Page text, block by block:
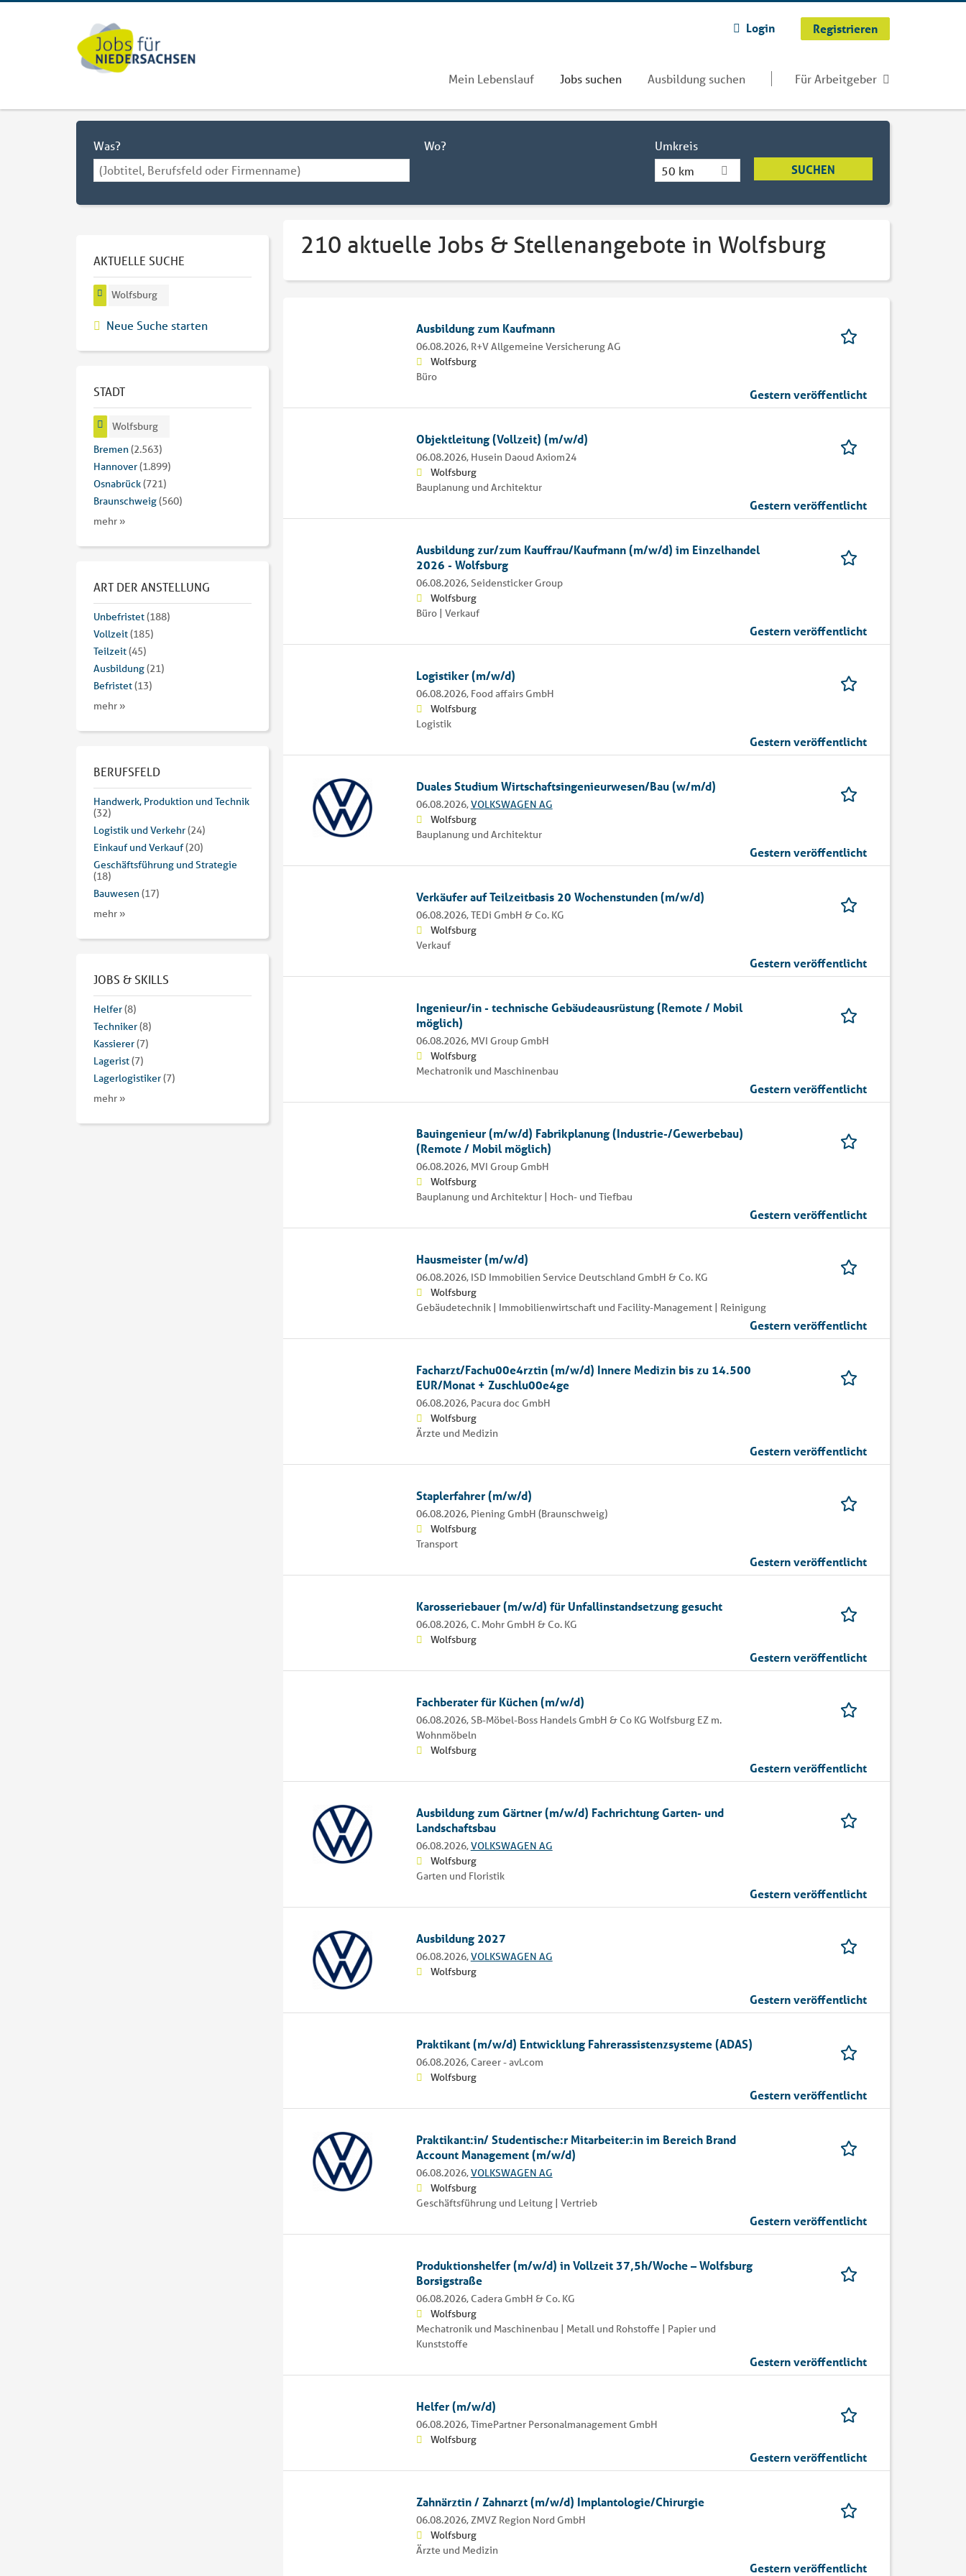
Login Registrieren
Mein Lebenslauf Jobs suchen Ausbildung suchen Für Arbeitgeber
Was? Wo?
Umkreis
50 km
210 aktuelle Jobs & Stellenangebote in Wolfsburg
Ausbildung zum Kaufmann
06.08.2026, R+V Allgemeine Versicherung AG
Wolfsburg
Büro
Gestern veröffentlicht
Objektleitung (Vollzeit) (m/w/d)
06.08.2026, Husein Daoud Axiom24
Wolfsburg
Bauplanung und Architektur
Gestern veröffentlicht
Ausbildung zur/zum Kauffrau/Kaufmann (m/w/d) im Einzelhandel
2026 - Wolfsburg
06.08.2026, Seidensticker Group
Wolfsburg
Büro | Verkauf
Gestern veröffentlicht
Logistiker (m/w/d)
06.08.2026, Food affairs GmbH
Wolfsburg
Logistik
Gestern veröffentlicht
Duales Studium Wirtschaftsingenieurwesen/Bau (w/m/d)
06.08.2026,VOLKSWAGEN AG
Wolfsburg
Bauplanung und Architektur
Gestern veröffentlicht
Verkäufer auf Teilzeitbasis 20 Wochenstunden (m/w/d)
06.08.2026,TEDi GmbH & Co. KG
Wolfsburg
Verkauf
Gestern veröffentlicht
Ingenieur/in - technische Gebäudeausrüstung (Remote / Mobil
möglich)
06.08.2026, MVI Group GmbH
Wolfsburg
Mechatronik und Maschinenbau
Gestern veröffentlicht
Bauingenieur (m/w/d) Fabrikplanung (Industrie-/Gewerbebau)
(Remote / Mobil möglich)
06.08.2026, MVI Group GmbH
Wolfsburg
Bauplanung und Architektur | Hoch- und Tiefbau
Gestern veröffentlicht
Hausmeister (m/w/d)
06.08.2026, ISD Immobilien Service Deutschland GmbH & Co. KG
Wolfsburg
Gebäudetechnik | Immobilienwirtschaft und Facility-Management | Reinigung
Gestern veröffentlicht
Facharzt/Fachu00e4rztin (m/w/d) Innere Medizin bis zu 14.500
EUR/Monat + Zuschlu00e4ge
06.08.2026, Pacura doc GmbH
Wolfsburg
Ärzte und Medizin
Gestern veröffentlicht
Staplerfahrer (m/w/d)
06.08.2026, Piening GmbH (Braunschweig)
Wolfsburg
Transport
Gestern veröffentlicht
Karosseriebauer (m/w/d) für Unfallinstandsetzung gesucht
06.08.2026, C. Mohr GmbH & Co. KG
Wolfsburg
Gestern veröffentlicht
Fachberater für Küchen (m/w/d)
06.08.2026, SB-Möbel-Boss Handels GmbH & Co KG Wolfsburg EZ m.
Wohnmöbeln
Wolfsburg
Gestern veröffentlicht
Ausbildung zum Gärtner (m/w/d) Fachrichtung Garten- und
Landschaftsbau
06.08.2026,VOLKSWAGEN AG
Wolfsburg
Garten und Floristik
Gestern veröffentlicht
Ausbildung 2027
06.08.2026,VOLKSWAGEN AG
Wolfsburg
Gestern veröffentlicht
Praktikant (m/w/d) Entwicklung Fahrerassistenzsysteme (ADAS)
06.08.2026, Career - avl.com
Wolfsburg
Gestern veröffentlicht
Praktikant:in/ Studentische:r Mitarbeiter:in im Bereich Brand
Account Management (m/w/d)
06.08.2026,VOLKSWAGEN AG
Wolfsburg
Geschäftsführung und Leitung | Vertrieb
Gestern veröffentlicht
Produktionshelfer (m/w/d) in Vollzeit 37,5h/Woche – Wolfsburg
Borsigstraße
06.08.2026, Cadera GmbH & Co. KG
Wolfsburg
Mechatronik und Maschinenbau | Metall und Rohstoffe | Papier und
Kunststoffe
Gestern veröffentlicht
Helfer (m/w/d)
06.08.2026,TimePartner Personalmanagement GmbH
Wolfsburg
Gestern veröffentlicht
Zahnärztin / Zahnarzt (m/w/d) Implantologie/Chirurgie
06.08.2026,ZMVZ Region Nord GmbH
Wolfsburg
Ärzte und Medizin
Gestern veröffentlicht
AKTUELLE SUCHE
Wolfsburg
Neue Suche starten
STADT
Wolfsburg
Bremen(2.563)
Hannover(1.899)
Osnabrück(721)
Braunschweig(560)
mehr »
ART DER ANSTELLUNG
Unbefristet(188)
Vollzeit(185)
Teilzeit(45)
Ausbildung(21)
Befristet(13)
mehr »
BERUFSFELD
Handwerk, Produktion und Technik
(32)
Logistik und Verkehr(24)
Einkauf und Verkauf(20)
Geschäftsführung und Strategie
(18)
Bauwesen(17)
mehr »
JOBS & SKILLS
Helfer(8)
Techniker(8)
Kassierer(7)
Lagerist(7)
Lagerlogistiker(7)
mehr »